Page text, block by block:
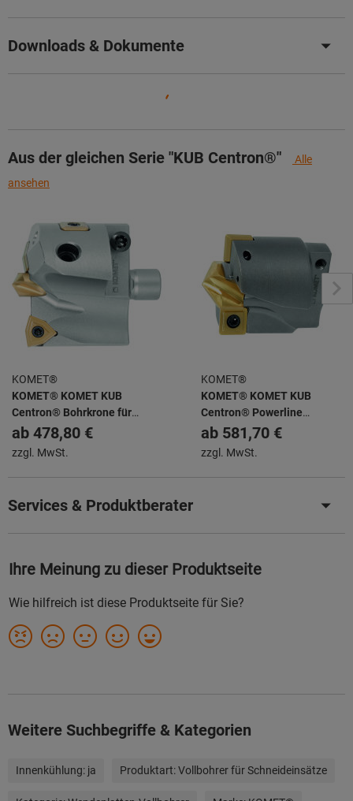
Downloads & Dokumente
Aus der gleichen Serie "KUB Centron®"
Alle
ansehen
KOMET®
KOMET® KOMET KUB
Centron® Bohrkrone für
Wendeschneidplatten WOEX
ab 478,80 €
zzgl. MwSt.
KOMET®
KOMET® KOMET KUB
Centron® Powerline
Bohrkrone für
Wendeschneidplatten SOEX
ab 581,70 €
zzgl. MwSt.
Services & Produktberater
Weitere Suchbegriffe & Kategorien
Innenkühlung: ja Produktart:Vollbohrer für Schneideinsätze